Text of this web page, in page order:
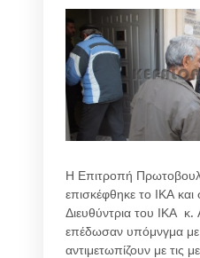
Η Επιτροπή
επισκέφθηκε το ΙΚΑ και
Διευθύντρια του ΙΚΑ κ.
επέδωσαν υπόμνγμα
αντιμετωπίζουν με τις